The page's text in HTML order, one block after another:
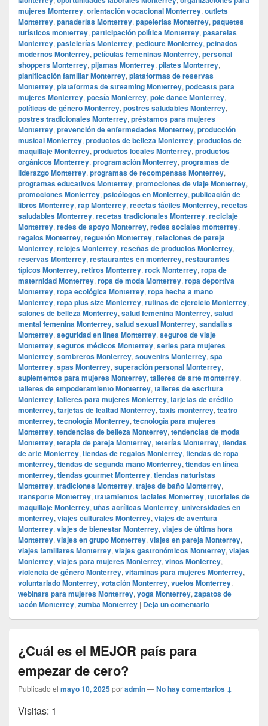
mujeres Monterrey, orientación vocacional Monterrey, outlets
Monterrey, panaderías Monterrey, papelerías Monterrey, paquetes
turísticos monterrey, participación política Monterrey, pasarelas
Monterrey, pastelerías Monterrey, pedicure Monterrey, peinados
modernos Monterrey, películas femeninas Monterrey, personal
shoppers Monterrey, pijamas Monterrey, pilates Monterrey,
planificación familiar Monterrey, plataformas de reservas
Monterrey, plataformas de streaming Monterrey, podcasts para
mujeres Monterrey, poesía Monterrey, pole dance Monterrey,
políticas de género Monterrey, postres saludables Monterrey,
postres tradicionales Monterrey, préstamos para mujeres
Monterrey, prevención de enfermedades Monterrey, producción
musical Monterrey, productos de belleza Monterrey, productos de
maquillaje Monterrey, productos locales Monterrey, productos
orgánicos Monterrey, programación Monterrey, programas de
liderazgo Monterrey, programas de recompensas Monterrey,
programas educativos Monterrey, promociones de viaje Monterrey,
promociones Monterrey, psicólogos en Monterrey, publicación de
libros Monterrey, rap Monterrey, recetas fáciles Monterrey, recetas
saludables Monterrey, recetas tradicionales Monterrey, reciclaje
Monterrey, redes de apoyo Monterrey, redes sociales monterrey,
regalos Monterrey, reguetón Monterrey, relaciones de pareja
Monterrey, relojes Monterrey, reseñas de productos Monterrey,
reservas Monterrey, restaurantes en monterrey, restaurantes
típicos Monterrey, retiros Monterrey, rock Monterrey, ropa de
maternidad Monterrey, ropa de moda Monterrey, ropa deportiva
Monterrey, ropa ecológica Monterrey, ropa hecha a mano
Monterrey, ropa plus size Monterrey, rutinas de ejercicio Monterrey,
salones de belleza Monterrey, salud femenina Monterrey, salud
mental femenina Monterrey, salud sexual Monterrey, sandalias
Monterrey, seguridad en línea Monterrey, seguros de viaje
Monterrey, seguros médicos Monterrey, series para mujeres
Monterrey, sombreros Monterrey, souvenirs Monterrey, spa
Monterrey, spas Monterrey, superación personal Monterrey,
suplementos para mujeres Monterrey, talleres de arte monterrey,
talleres de empoderamiento Monterrey, talleres de escritura
Monterrey, talleres para mujeres Monterrey, tarjetas de crédito
monterrey, tarjetas de lealtad Monterrey, taxis monterrey, teatro
monterrey, tecnología Monterrey, tecnología para mujeres
Monterrey, tendencias de belleza Monterrey, tendencias de moda
Monterrey, terapia de pareja Monterrey, teterías Monterrey, tiendas
de arte Monterrey, tiendas de regalos Monterrey, tiendas de ropa
monterrey, tiendas de segunda mano Monterrey, tiendas en línea
monterrey, tiendas gourmet Monterrey, tiendas naturistas
Monterrey, tradiciones Monterrey, trajes de baño Monterrey,
transporte Monterrey, tratamientos faciales Monterrey, tutoriales de
maquillaje Monterrey, uñas acrílicas Monterrey, universidades en
monterrey, viajes culturales Monterrey, viajes de aventura
Monterrey, viajes de bienestar Monterrey, viajes de última hora
Monterrey, viajes en grupo Monterrey, viajes en pareja Monterrey,
viajes familiares Monterrey, viajes gastronómicos Monterrey, viajes
Monterrey, viajes para mujeres Monterrey, vinos Monterrey,
violencia de género Monterrey, vitaminas para mujeres Monterrey,
voluntariado Monterrey, votación Monterrey, vuelos Monterrey,
webinars para mujeres Monterrey, yoga Monterrey, zapatos de
tacón Monterrey, zumba Monterrey | Deja un comentario
¿Cuál es el MEJOR país para
empezar de cero?
Publicado el mayo 10, 2025poradmin—No hay comentarios ↓
Visitas: 1